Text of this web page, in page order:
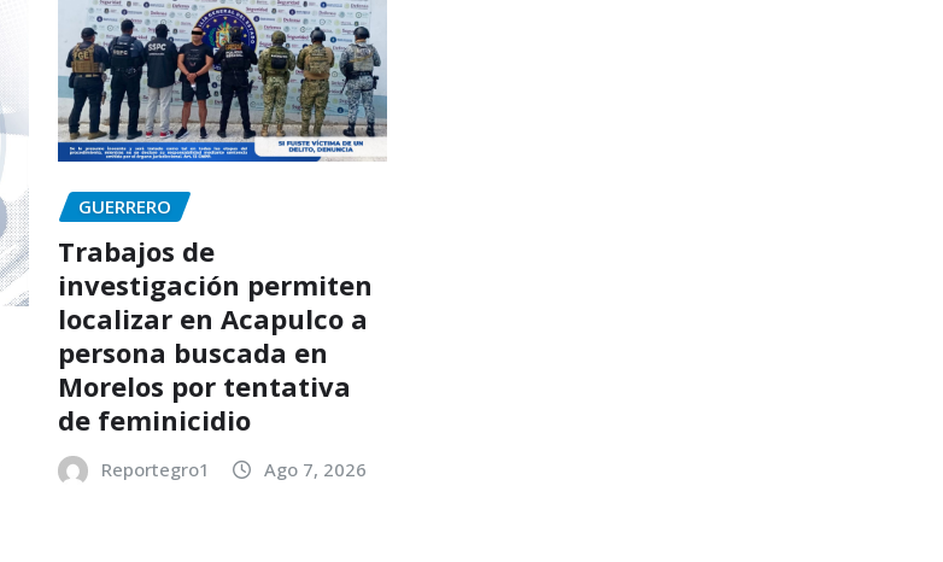
GUERRERO
Trabajos de
investigación permiten
localizar en Acapulco a
persona buscada en
Morelos por tentativa
de feminicidio
Reportegro1 Ago 7, 2026